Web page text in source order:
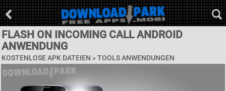
FLASH ON INCOMING CALL ANDROID
ANWENDUNG
KOSTENLOSE APK DATEIEN » TOOLS ANWENDUNGEN